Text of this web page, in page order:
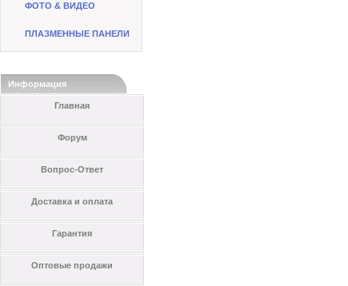
ФОТО & ВИДЕО
ПЛАЗМЕННЫЕ ПАНЕЛИ
Информация
Главная
Форум
Вопрос-Ответ
Доставка и оплата
Гарантия
Оптовые продажи